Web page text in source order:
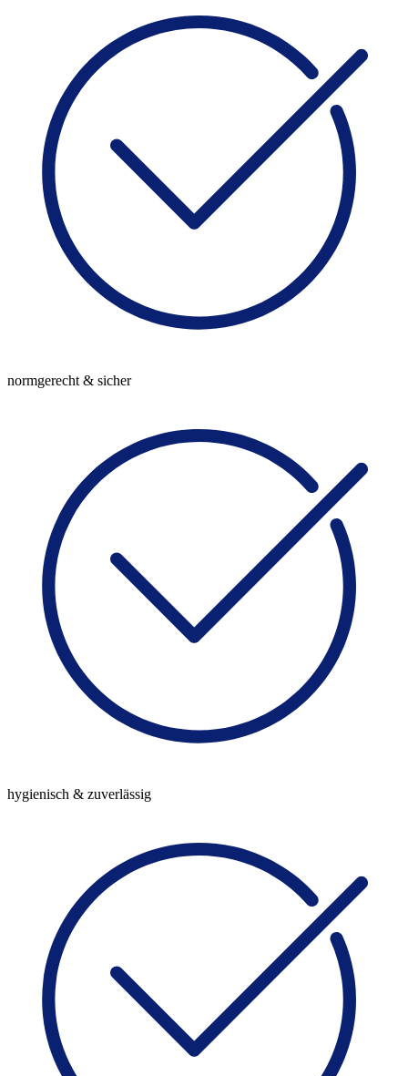
normgerecht & sicher
hygienisch & zuverlässig